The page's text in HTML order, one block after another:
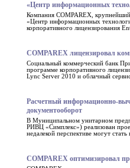
«Центр информационных
Компания COMPAREX,
«Центр информационных
корпоративного лицензирования
COMPAREX лицензировал
Социальный коммерческий банк
программе корпоративного
Lync Server 2010 и облачный
Расчетный информационно-
документооборот
В Муниципальном унитарном
РИВЦ «Симплекс») реализован
недалекой перспективе могут
COMPAREX оптимизировал